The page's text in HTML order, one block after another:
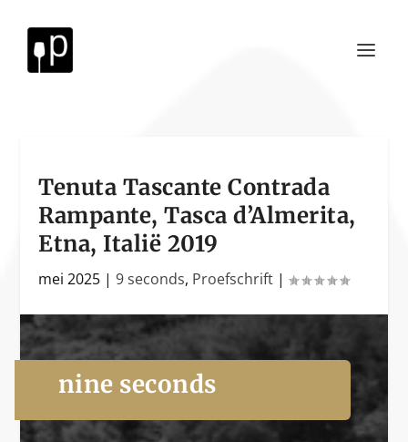
Tenuta Tascante Contrada
Rampante, Tasca d’Almerita,
Etna, Italië 2019
mei 2025 |9 seconds, Proefschrift |
nine seconds